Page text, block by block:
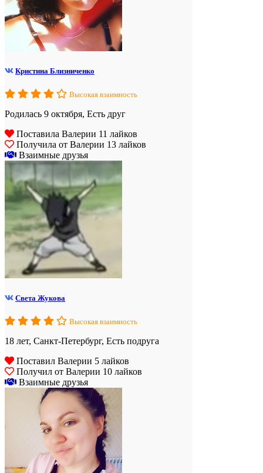
Кристина Близниченко
Высокая взаимность
Родилась 9 октября, Есть друг
Поставила Валерии 11 лайков
Получила от Валерии 13 лайков
Взаимные друзья
Света Жукова
Высокая взаимность
18 лет, Санкт-Петербург, Есть подруга
Поставил Валерии 5 лайков
Получил от Валерии 10 лайков
Взаимные друзья